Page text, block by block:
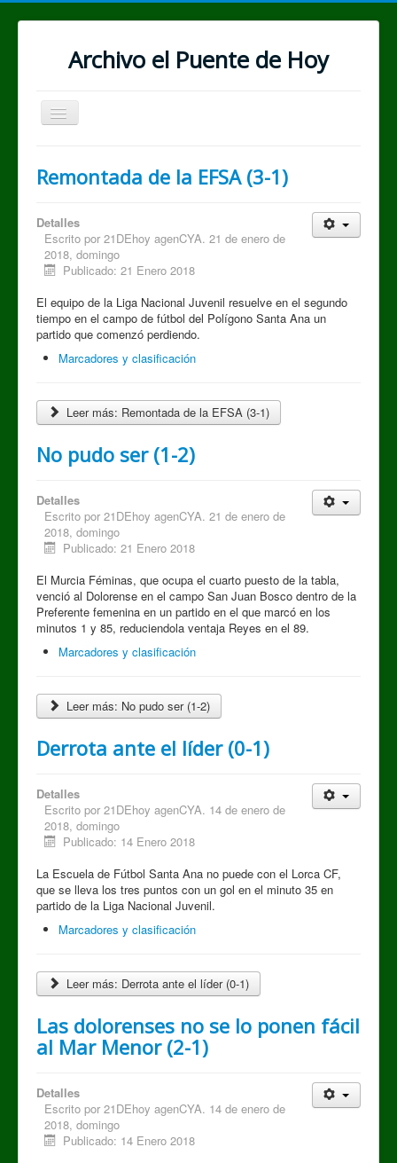
Archivo el Puente de Hoy
Cambiar
navegación
Remontada de la EFSA (3-1)
Detalles
Escrito por 21DEhoy agenCYA. 21 de enero de
2018, domingo
Publicado: 21 Enero 2018
El equipo de la Liga Nacional Juvenil resuelve en el segundo
tiempo en el campo de fútbol del Polígono Santa Ana un
partido que comenzó perdiendo.
Marcadores y clasificación
Leer más: Remontada de la EFSA (3-1)
No pudo ser (1-2)
Detalles
Escrito por 21DEhoy agenCYA. 21 de enero de
2018, domingo
Publicado: 21 Enero 2018
El Murcia Féminas, que ocupa el cuarto puesto de la tabla,
venció al Dolorense en el campo San Juan Bosco dentro de la
Preferente femenina en un partido en el que marcó en los
minutos 1 y 85, reduciendola ventaja Reyes en el 89.
Marcadores y clasificación
Leer más: No pudo ser (1-2)
Derrota ante el líder (0-1)
Detalles
Escrito por 21DEhoy agenCYA. 14 de enero de
2018, domingo
Publicado: 14 Enero 2018
La Escuela de Fútbol Santa Ana no puede con el Lorca CF,
que se lleva los tres puntos con un gol en el minuto 35 en
partido de la Liga Nacional Juvenil.
Marcadores y clasificación
Leer más: Derrota ante el líder (0-1)
Las dolorenses no se lo ponen fácil
al Mar Menor (2-1)
Detalles
Escrito por 21DEhoy agenCYA. 14 de enero de
2018, domingo
Publicado: 14 Enero 2018